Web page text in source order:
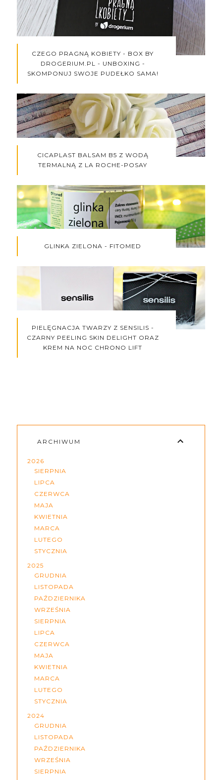
CZEGO PRAGNĄ KOBIETY - BOX BY
DROGERIUM.PL - UNBOXING -
SKOMPONUJ SWOJE PUDEŁKO SAMA!
CICAPLAST BALSAM B5 Z WODĄ
TERMALNĄ Z LA ROCHE-POSAY
GLINKA ZIELONA - FITOMED
PIELĘGNACJA TWARZY Z SENSILIS -
CZARNY PEELING SKIN DELIGHT ORAZ
KREM NA NOC CHRONO LIFT
ARCHIWUM
2026
SIERPNIA
LIPCA
CZERWCA
MAJA
KWIETNIA
MARCA
LUTEGO
STYCZNIA
2025
GRUDNIA
LISTOPADA
PAŹDZIERNIKA
WRZEŚNIA
SIERPNIA
LIPCA
CZERWCA
MAJA
KWIETNIA
MARCA
LUTEGO
STYCZNIA
2024
GRUDNIA
LISTOPADA
PAŹDZIERNIKA
WRZEŚNIA
SIERPNIA